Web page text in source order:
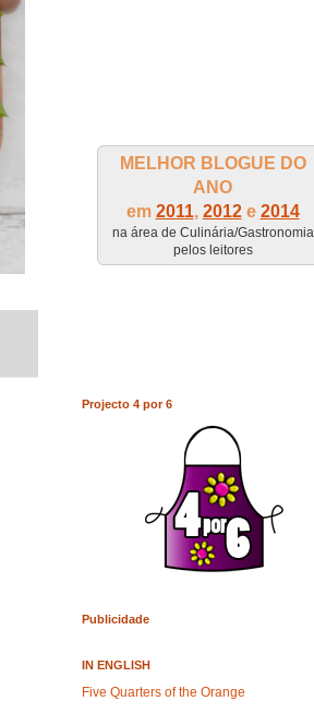
MELHOR BLOGUE DO
ANO
em 2011, 2012e 2014
na área de Culinária/Gastronomia
pelos leitores
Projecto 4 por 6
Publicidade
IN ENGLISH
Five Quarters of the Orange